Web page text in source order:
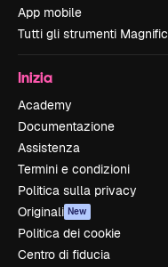
App mobile
Tutti gli strumenti Magnific
Inizia
Academy
Documentazione
Assistenza
Termini e condizioni
Politica sulla privacy
Originali New
Politica dei cookie
Centro di fiducia